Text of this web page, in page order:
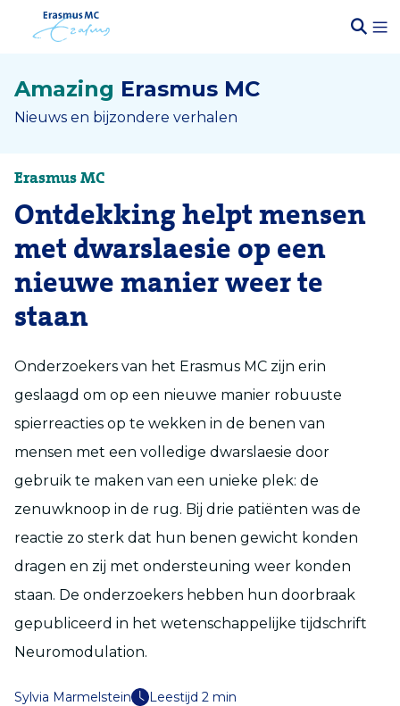
Amazing Erasmus MC
Nieuws en bijzondere verhalen
Erasmus MC
Ontdekking helpt mensen
met dwarslaesie op een
nieuwe manier weer te
staan
Onderzoekers van het Erasmus MC zijn erin
geslaagd om op een nieuwe manier robuuste
spierreacties op te wekken in de benen van
mensen met een volledige dwarslaesie door
gebruik te maken van een unieke plek: de
zenuwknoop in de rug. Bij drie patiënten was de
reactie zo sterk dat hun benen gewicht konden
dragen en zij met ondersteuning weer konden
staan. De onderzoekers hebben hun doorbraak
gepubliceerd in het wetenschappelijke tijdschrift
Neuromodulation.
Sylvia Marmelstein
Leestijd 2 min